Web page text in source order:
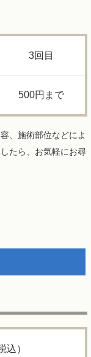
3回目
500円まで
、施術部位などによ
たら、お気軽にお尋
込）